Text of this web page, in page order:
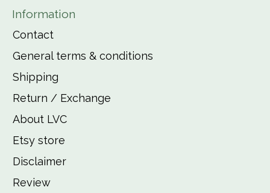
Information
Contact
General terms & conditions
Shipping
Return / Exchange
About LVC
Etsy store
Disclaimer
Review